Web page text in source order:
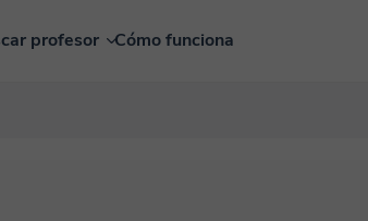
profesor Cómo funciona